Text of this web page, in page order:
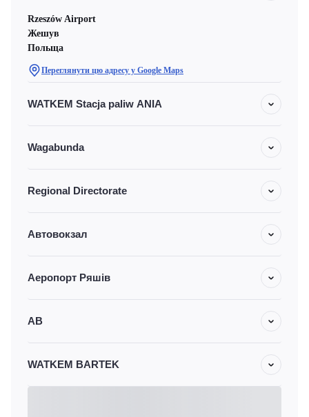
Rzeszów Airport
Жешув
Польща
Переглянути цю адресу у Google Maps
WATKEM Stacja paliw ANIA
Wagabunda
Regional Directorate
Автовокзал
Аеропорт Ряшів
АВ
WATKEM BARTEK